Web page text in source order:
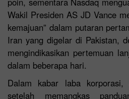
Wakil Presiden AS JD Vance
kemajuan” dalam putaran
Iran yang digelar di Pakistan,
mengindikasikan pertemuan
dalam beberapa hari.
Dalam kabar laba
setelah memangkas